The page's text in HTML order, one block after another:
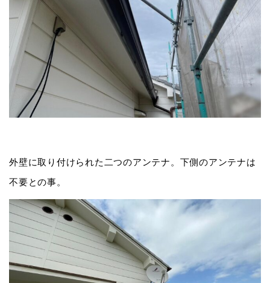
外壁に取り付けられた二つのアンテナ。下側のアンテナは
不要との事。